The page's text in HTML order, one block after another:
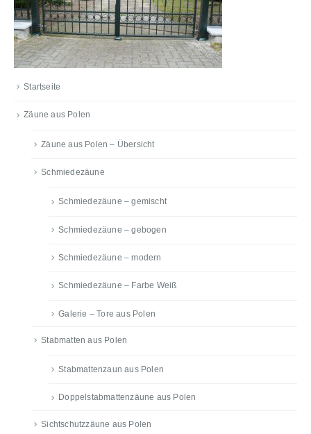
Startseite
Zäune aus Polen
Zäune aus Polen – Übersicht
Schmiedezäune
Schmiedezäune – gemischt
Schmiedezäune – gebogen
Schmiedezäune – modern
Schmiedezäune – Farbe Weiß
Galerie – Tore aus Polen
Stabmatten aus Polen
Stabmattenzaun aus Polen
Doppelstabmattenzäune aus Polen
Sichtschutzzäune aus Polen